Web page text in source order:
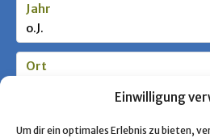
Einwilligung
Um dir ein optimales Erlebnis zu bieten,
Jahr
o.J.
Ort
Stufe / Zielgruppe